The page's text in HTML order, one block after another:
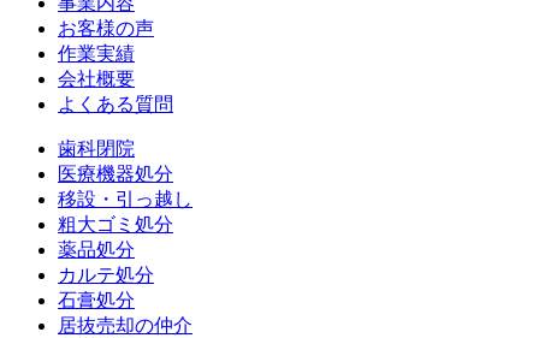
お客様の声
作業実績
会社概要
よくある質問
歯科閉院
医療機器処分
移設・引っ越し
粗大ゴミ処分
薬品処分
カルテ処分
石膏処分
居抜売却の仲介